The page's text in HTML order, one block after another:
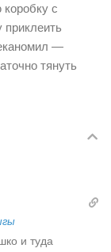
с
—
тянуть
и туда